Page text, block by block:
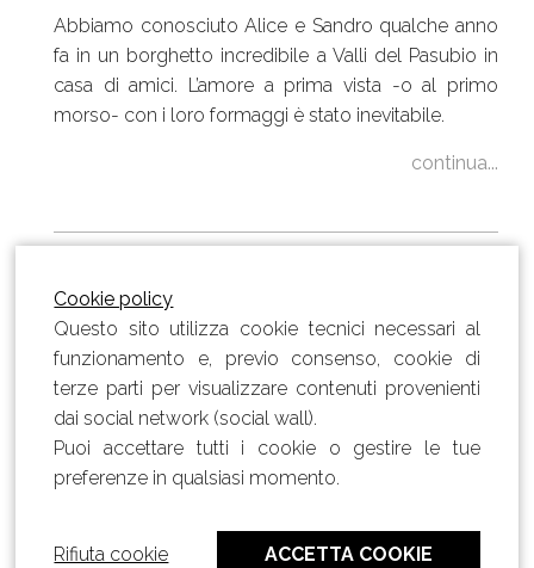
Abbiamo conosciuto Alice e Sandro qualche anno
fa in un borghetto incredibile a Valli del Pasubio in
casa di amici. L’amore a prima vista -o al primo
morso- con i loro formaggi è stato inevitabile.
continua...
© 2018 - 2026 Michele Marchesini | Direttore
Creativo - P.IVA 02201750243
Privacy Policy- Cookie Policy- Modifica preferenze
Cookie policy
Questo sito utilizza cookie tecnici necessari al
funzionamento e, previo consenso, cookie di
terze parti per visualizzare contenuti provenienti
dai social network (social wall).
Puoi accettare tutti i cookie o gestire le tue
preferenze in qualsiasi momento.
ACCETTA COOKIE
Rifiuta cookie